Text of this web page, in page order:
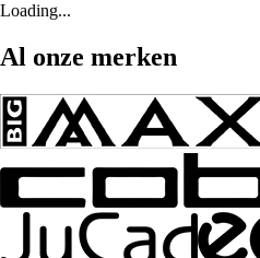
Loading...
Al onze merken